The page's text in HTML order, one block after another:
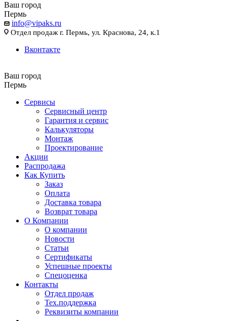
Ваш город
Пермь
info@vipaks.ru
Отдел продаж г. Пермь, ул. Краснова, 24, к.1
Вконтакте
Ваш город
Пермь
Сервисы
Сервисный центр
Гарантия и сервис
Калькуляторы
Монтаж
Проектирование
Акции
Распродажа
Как Купить
Заказ
Оплата
Доставка товара
Возврат товара
О Компании
О компании
Новости
Статьи
Сертификаты
Успешные проекты
Спецоценка
Контакты
Отдел продаж
Тех.поддержка
Реквизиты компании